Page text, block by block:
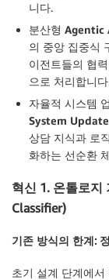
니다.
분산형
의 중앙 집중식
이전트들의 협
으로 처리합니
자율적 시스템
System
상담 지식과 로
화하는 선순환
혁신 1. 온톨로지
Classifier)
기존 방식의 한계:
초기 설계 단계에서